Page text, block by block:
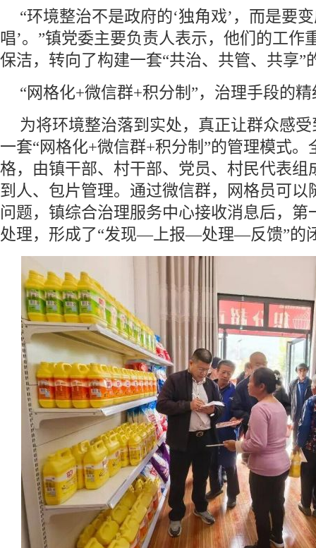
“环境整治不是政府的‘独角戏’，而是要
唱’。”镇党委主要负责人表示，他们的工作
保洁，转向了构建一套“共治、共管、共享”
“网格化+微信群+积分制”，治理手段的
为将环境整治落到实处，真正让群众感
一套“网格化+微信群+积分制”的管理模式。
格，由镇干部、村干部、党员、村民代表组
到人、包片管理。通过微信群，网格员可以
问题，镇综合治理服务中心接收消息后，第
处理，形成了“发现—上报—处理—反馈”的